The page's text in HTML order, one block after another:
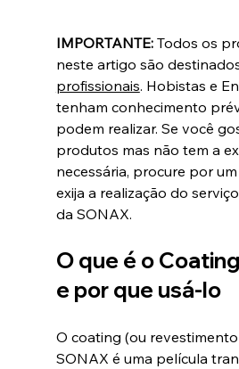
IMPORTANTE: Todos os
neste artigo são
profissionais. Hobistas e
tenham conhecimento
podem realizar. Se você
produtos mas não tem a
necessária, procure por
exija a realização do
da SONAX.
O que é o
e por que usá-lo
O coating (ou
SONAX é uma película